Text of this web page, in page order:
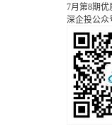
7月第8期
深企投公众